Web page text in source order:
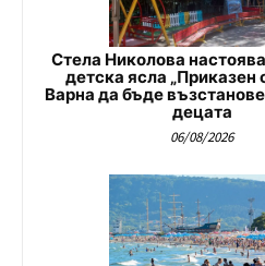
Стела Николова
детска ясла „Приказен
Варна да бъде
децата
06/08/2026